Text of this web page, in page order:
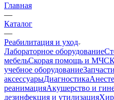
Главная
—
Каталог
—
Реабилитация и уход
Лабораторное оборудование
мебельСкорая помощь и МЧС
учебное оборудование
аксессуарыДиагностика
реанимацияАкушерство и
дезинфекция и утилизация